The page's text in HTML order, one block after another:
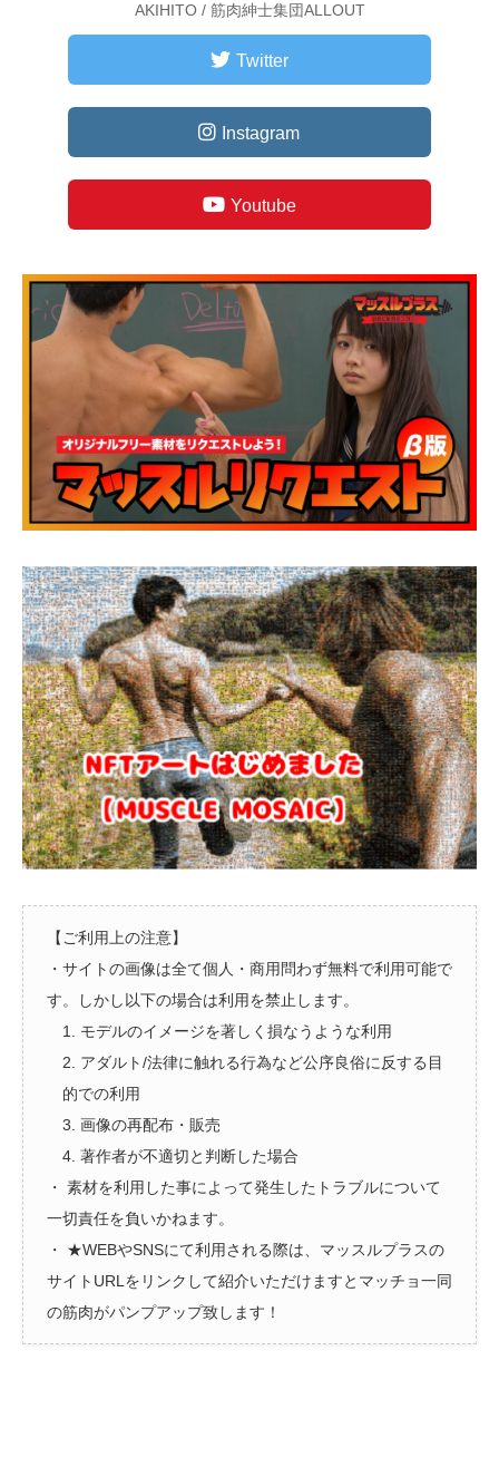
AKIHITO / 筋肉紳士集団ALLOUT
Twitter
Instagram
Youtube
【ご利用上の注意】
・サイトの画像は全て個人・商用問わず無料で利用可能で
す。しかし以下の場合は利用を禁止します。
1. モデルのイメージを著しく損なうような利用
2. アダルト/法律に触れる行為など公序良俗に反する目
的での利用
3. 画像の再配布・販売
4. 著作者が不適切と判断した場合
・ 素材を利用した事によって発生したトラブルについて
一切責任を負いかねます。
・ ★WEBやSNSにて利用される際は、マッスルプラスの
サイトURLをリンクして紹介いただけますとマッチョ一同
の筋肉がパンプアップ致します！